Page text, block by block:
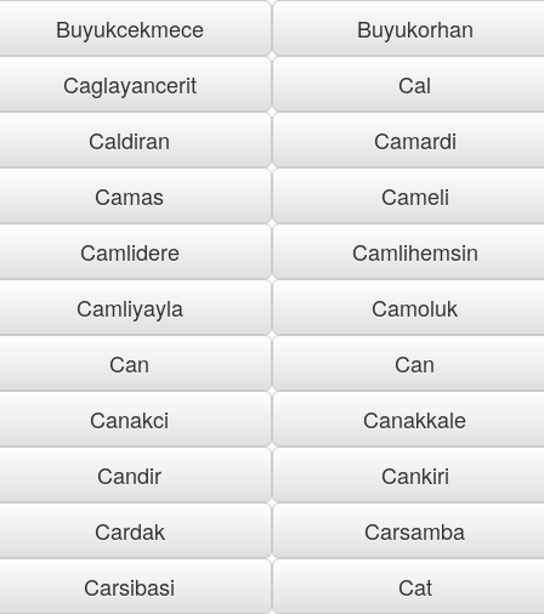
Buyukcekmece
Buyukorhan
Caglayancerit
Cal
Caldiran
Camardi
Camas
Cameli
Camlidere
Camlihemsin
Camliyayla
Camoluk
Can
Can
Canakci
Canakkale
Candir
Cankiri
Cardak
Carsamba
Carsibasi
Cat